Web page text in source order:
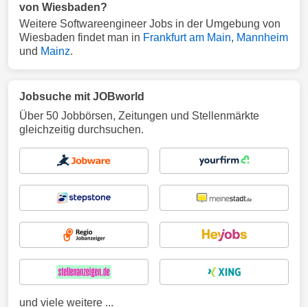
von Wiesbaden?
Weitere Softwareengineer Jobs in der Umgebung von
Wiesbaden findet man in Frankfurt am Main, Mannheim
und Mainz.
Jobsuche mit JOBworld
Über 50 Jobbörsen, Zeitungen und Stellenmärkte
gleichzeitig durchsuchen.
und viele weitere ...